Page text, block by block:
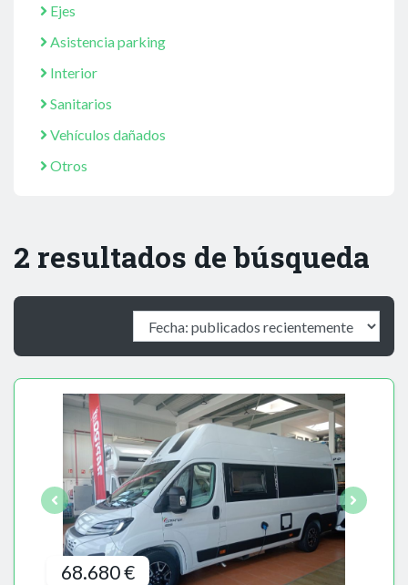
Ejes
Asistencia parking
Interior
Sanitarios
Vehículos dañados
Otros
2 resultados de búsqueda
68.680 €